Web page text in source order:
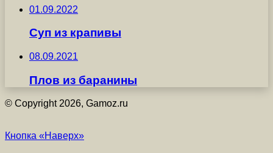
01.09.2022
Суп из крапивы
08.09.2021
Плов из баранины
© Copyright 2026, Gamoz.ru
Кнопка «Наверх»